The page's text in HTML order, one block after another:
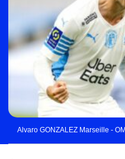
Alvaro GONZALEZ Marseille -